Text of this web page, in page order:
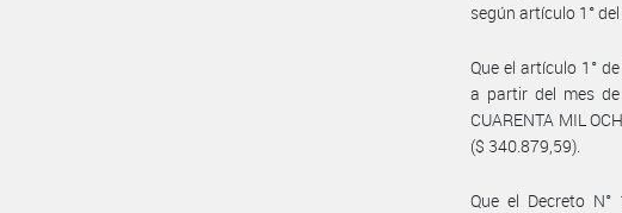
según artículo 1°
Que el artículo 1°
a partir del mes de
CUARENTA MIL
($ 340.879,59).
Que el Decreto N°